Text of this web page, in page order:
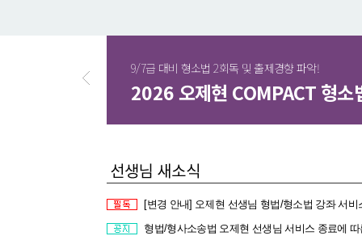
9/7급 대비 형소법 2회독 및 출제경향 파악!
2026 오제현 COMPACT 형소
[변경 안내] 오제현 선생님 형법/형소법 강좌 서비스 종료 일정 변경 안내 (~ 10/
형법/형사소송법 오제현 선생님 서비스 종료에 따른 강좌